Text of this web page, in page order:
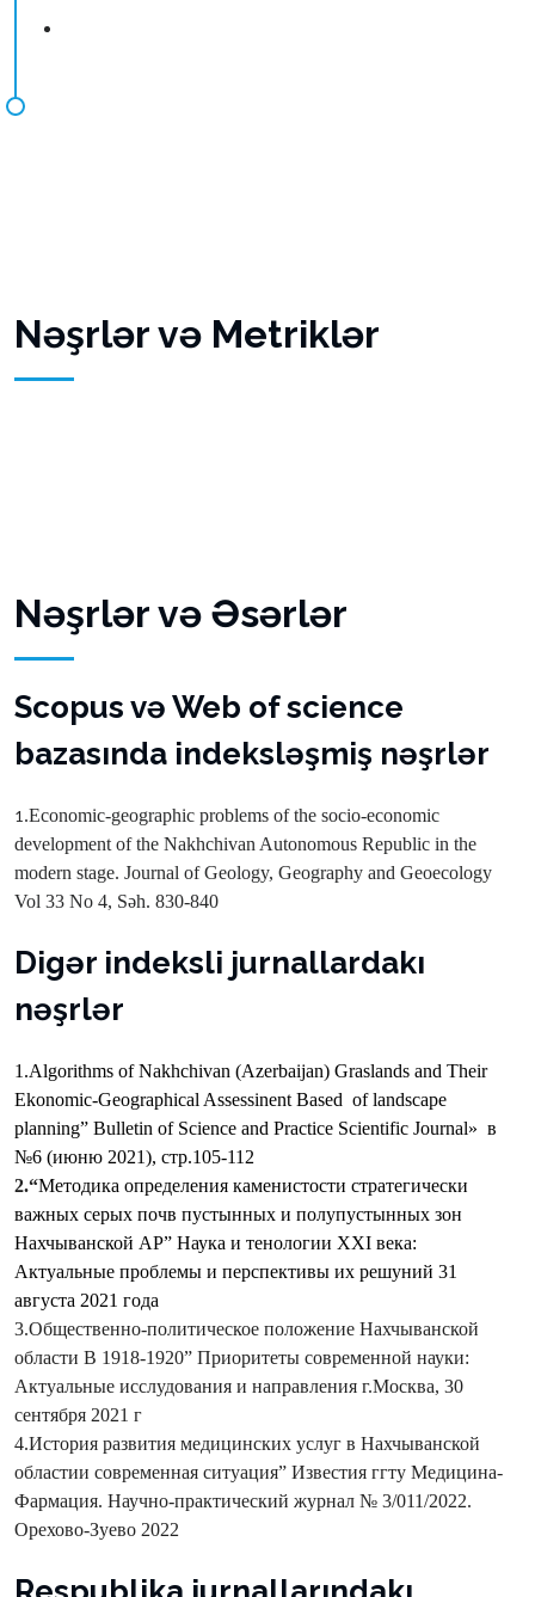
Nəşrlər və Metriklər
Nəşrlər və Əsərlər
Scopus və Web of science
bazasında indeksləşmiş nəşrlər
1.Economic-geographic problems of the socio-economic
development of the Nakhchivan Autonomous Republic in the
modern stage. Journal of Geology, Geography and Geoecology
Vol 33 No 4, Səh. 830-840
Digər indeksli jurnallardakı
nəşrlər
1.Algorithms of Nakhchivan (Azerbaijan) Graslands and Their
Ekonomic-Geographical Assessinent Based of landscape
planning” Bulletin of Science and Practice Scientific Journal» в
№6 (июню 2021), стр.105-112
2.“Mетодика определения каменистости стратегически
важных серых почв пустынных и полупустынных зон
Нахчыванской АР” Наука и тенологии XXI века:
Актуальные проблемы и перспективы их решуний 31
августа 2021 года
3.Общественно-политическое положение Нахчыванской
области В 1918-1920” Приоритеты современной науки:
Актуальные исслудования и направления г.Москва, 30
сентября 2021 г
4.История развития медицинских услуг в Нахчыванской
областии современная ситуация” Известия ггту Медицина-
Фармация. Научно-практический журнал № 3/011/2022.
Орехово-Зуево 2022